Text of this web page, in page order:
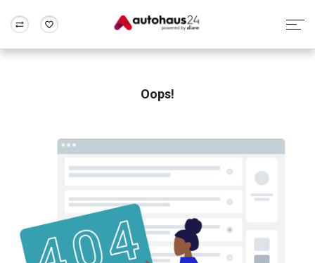
Rund um die Inzahlungnahme
Oops!